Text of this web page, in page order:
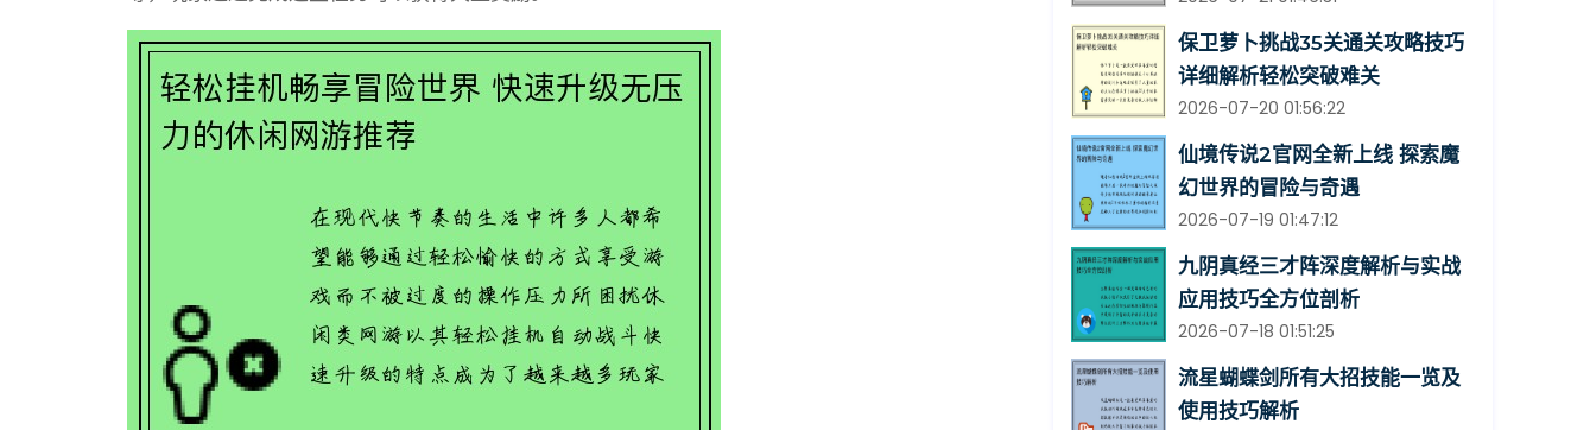
保卫萝卜挑战35关通关攻略技巧
详细解析轻松突破难关
2026-07-20 01:56:22
仙境传说2官网全新上线 探索魔
幻世界的冒险与奇遇
2026-07-19 01:47:12
九阴真经三才阵深度解析与实战
应用技巧全方位剖析
2026-07-18 01:51:25
流星蝴蝶剑所有大招技能一览及
使用技巧解析